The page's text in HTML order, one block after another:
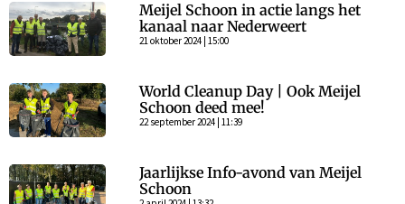
Meijel Schoon in actie langs het
kanaal naar Nederweert
21 oktober 2024 | 15:00
World Cleanup Day | Ook Meijel
Schoon deed mee!
22 september 2024 | 11:39
Jaarlijkse Info-avond van Meijel
Schoon